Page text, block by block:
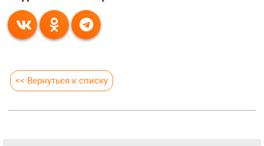
<< Вернуться к списку